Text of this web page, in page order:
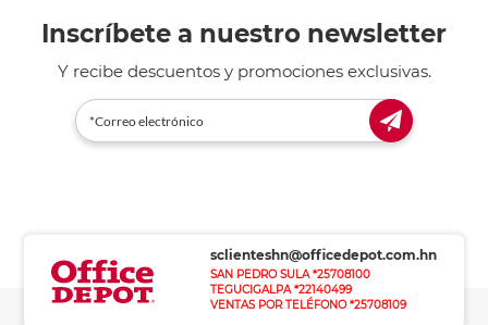
Inscríbete a nuestro newsletter
Y recibe descuentos y promociones exclusivas.
sclienteshn@officedepot.com.hn
SAN PEDRO SULA *25708100
TEGUCIGALPA *22140499
VENTAS POR TELÉFONO *25708109